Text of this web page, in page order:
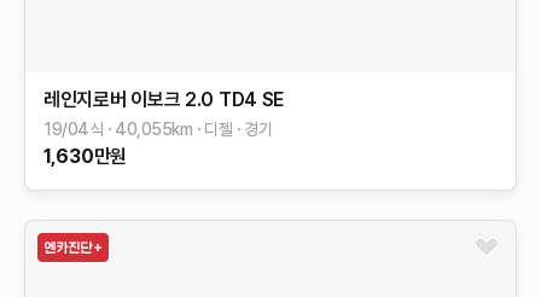
레인지로버 이보크 2.0 TD4 SE
19/04식 40,055km 디젤 경기
1,630만원